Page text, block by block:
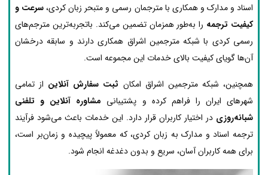
اسناد و مدارک و همکاری با مترجمان رسمی و متبحر زبان کردی،سرعت و
کیفیت ترجمه را به‌طور همزمان تضمین می‌کند. باتجربه‌ترین مترجم‌های
رسمی کردی با شبکه مترجمین اشراق همکاری دارند و سابقه درخشان
آن‌ها گویای کیفیت بالای خدمات این مجموعه است.
همچنین، شبکه مترجمین اشراق امکان ثبت سفارش آنلاین از تمامی
شهرهای ایران را فراهم کرده و پشتیبانی مشاوره آنلاین و تلفنی
شبانه‌روزی در اختیار کاربران قرار دارد. این خدمات باعث می‌شود فرآیند
ترجمه اسناد و مدارک به زبان کردی، که معمولاً پیچیده و زمان‌بر است،
برای همه کاربران آسان، سریع و بدون دغدغه انجام شود.